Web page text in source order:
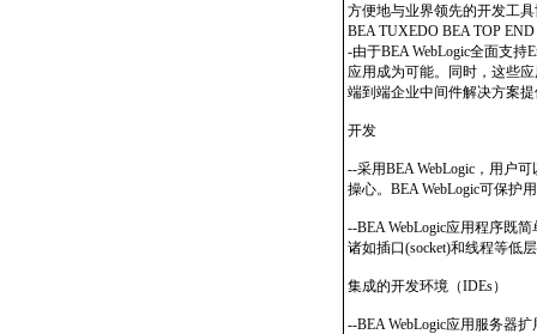
方便地与业界领先的开发工具
BEA TUXEDO BEA TOP
-由于BEA WebLogic全面支持
应用成为可能。同时，这些
端到端企业中间件解决方案
开发
--采用BEA WebLogic，用户
操心。BEA WebLogic可保护
--BEA WebLogic应用程序既
诸如插口(socket)和线程等低
集成的开发环境（IDEs）
--BEA WebLogic应用服务器